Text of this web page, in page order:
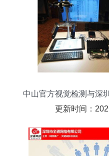
中山官方视觉检测与深
更新时间：